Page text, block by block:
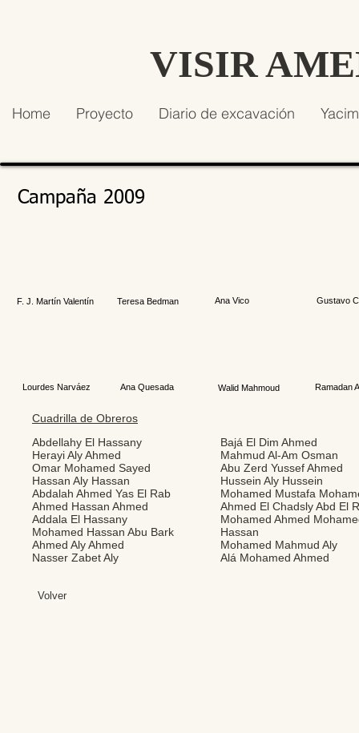
VISIR
Home Proyecto Diario de excavación
Campaña 2009
Gustavo
Ana Vico
F. J. Martín Valentín Teresa Bedman
Walid Mahmoud Ramadan
Lourdes Narváez Ana Quesada
Cuadrilla de Obreros
Abdellahy El Hassany
Herayi Aly Ahmed
Omar Mohamed Sayed
Hassan Aly Hassan
Abdalah Ahmed Yas El Rab
Ahmed Hassan Ahmed
Addala El Hassany
Mohamed Hassan Abu Bark
Ahmed Aly Ahmed
Nasser Zabet Aly
Bajá El Dim Ahmed
Mahmud Al-Am Osman
Abu Zerd Yussef Ahmed
Hussein Aly Hussein
Mohamed Mustafa
Ahmed El Chadsly Abd El
Mohamed Ahmed
Hassan
Mohamed Mahmud Aly
Alá Mohamed Ahmed
Volver